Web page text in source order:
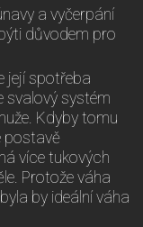
a vyčerpání
důvodem pro
její spotřeba
svalový systém
Kdyby tomu
postavě
více tukových
Protože váha
by ideální váha